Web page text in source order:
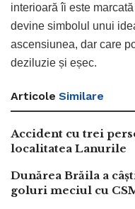
interioară îi este
devine simbolul unui
ascensiunea, dar care
deziluzie și eșec.
Articole Similare
Accident cu trei
localitatea Lanurile
Dunărea Brăila a
goluri meciul cu